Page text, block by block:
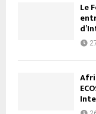
Le